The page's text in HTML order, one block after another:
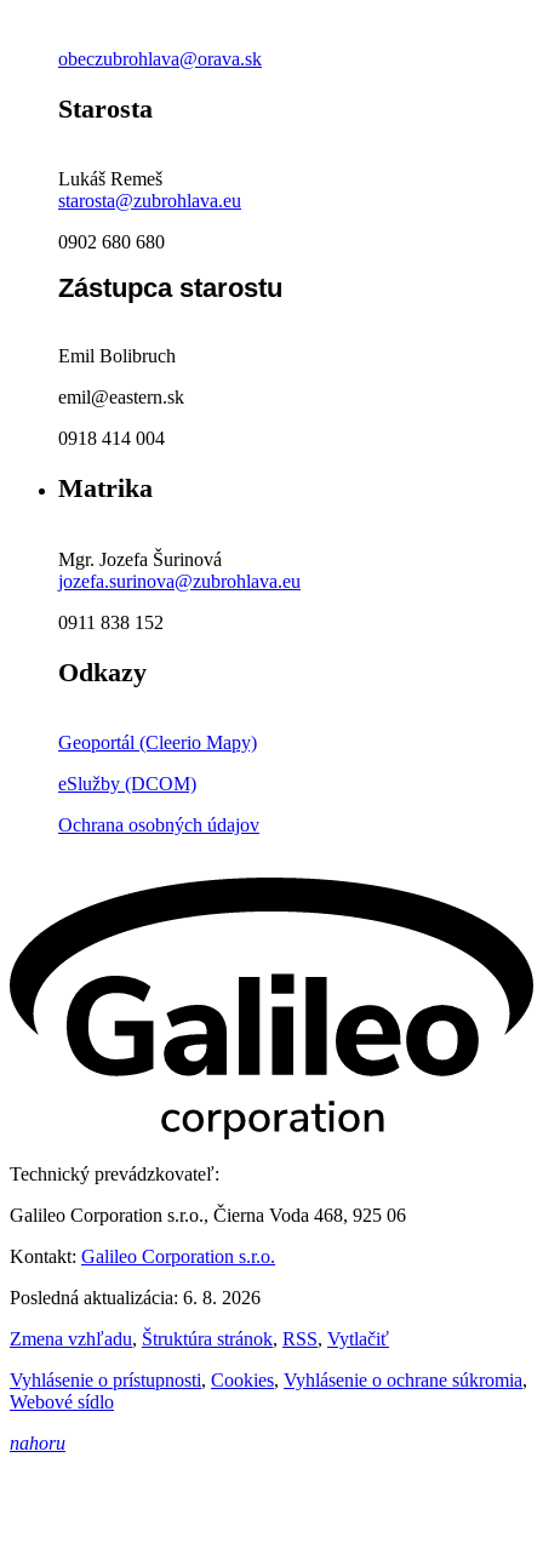
obeczubrohlava@orava.sk
Starosta
Lukáš Remeš
starosta@zubrohlava.eu
0902 680 680
Zástupca starostu
Emil Bolibruch
emil@eastern.sk
0918 414 004
Matrika
Mgr. Jozefa Šurinová
jozefa.surinova@zubrohlava.eu
0911 838 152
Odkazy
Geoportál (Cleerio Mapy)
eSlužby (DCOM)
Ochrana osobných údajov
Technický prevádzkovateľ:
Galileo Corporation s.r.o., Čierna Voda 468, 925 06
Kontakt: Galileo Corporation s.r.o.
Posledná aktualizácia: 6. 8. 2026
Zmena vzhľadu, Štruktúra stránok, RSS, Vytlačiť
Vyhlásenie o prístupnosti, Cookies, Vyhlásenie o ochrane súkromia,
Webové sídlo
nahoru